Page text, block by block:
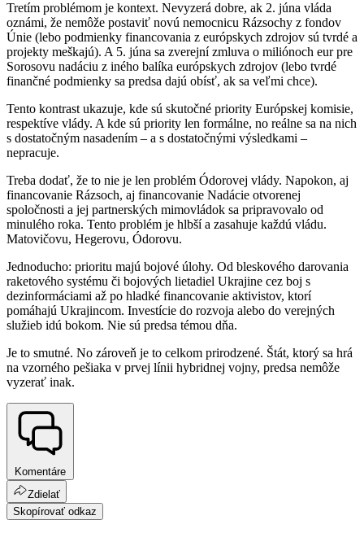
Tretím problémom je kontext. Nevyzerá dobre, ak 2. júna vláda
oznámi, že nemôže postaviť novú nemocnicu Rázsochy z fondov
Únie (lebo podmienky financovania z európskych zdrojov sú tvrdé a
projekty meškajú). A 5. júna sa zverejní zmluva o miliónoch eur pre
Sorosovu nadáciu z iného balíka európskych zdrojov (lebo tvrdé
finančné podmienky sa predsa dajú obísť, ak sa veľmi chce).
Tento kontrast ukazuje, kde sú skutočné priority Európskej komisie,
respektíve vlády. A kde sú priority len formálne, no reálne sa na nich
s dostatočným nasadením – a s dostatočnými výsledkami –
nepracuje.
Treba dodať, že to nie je len problém Ódorovej vlády. Napokon, aj
financovanie Rázsoch, aj financovanie Nadácie otvorenej
spoločnosti a jej partnerských mimovládok sa pripravovalo od
minulého roka. Tento problém je hlbší a zasahuje každú vládu.
Matovičovu, Hegerovu, Ódorovu.
Jednoducho: prioritu majú bojové úlohy. Od bleskového darovania
raketového systému či bojových lietadiel Ukrajine cez boj s
dezinformáciami až po hladké financovanie aktivistov, ktorí
pomáhajú Ukrajincom. Investície do rozvoja alebo do verejných
služieb idú bokom. Nie sú predsa témou dňa.
Je to smutné. No zároveň je to celkom prirodzené. Štát, ktorý sa hrá
na vzorného pešiaka v prvej línii hybridnej vojny, predsa nemôže
vyzerať inak.
Komentáre
Zdielať
Skopírovať odkaz